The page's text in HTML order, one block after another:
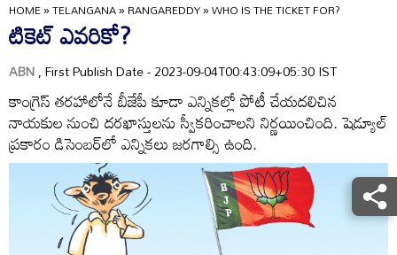
HOME»TELANGANA»RANGAREDDY»WHO IS THE TICKET FOR?
టికెట్‌ ఎవరికో?
ABN, First Publish Date - 2023-09-04T00:43:09+05:30 IST
కాంగ్రెస్‌ తరహాలోనే బీజేపీ కూడా ఎన్నికల్లో పోటీ చేయదలిచిన
నాయకుల నుంచి దరఖాస్తులను స్వీకరించాలని నిర్ణయించింది. షెడ్యూల్‌
ప్రకారం డిసెంబర్‌లో ఎన్నికలు జరగాల్సి ఉంది.